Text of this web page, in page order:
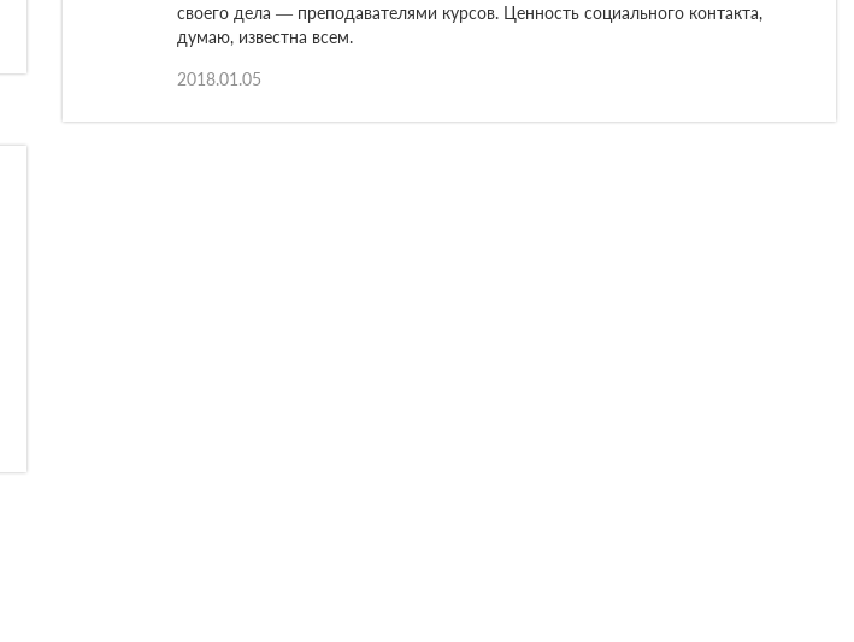
своего дела — преподавателями курсов. Ценность социального контакта,
думаю, известна всем.
2018.01.05